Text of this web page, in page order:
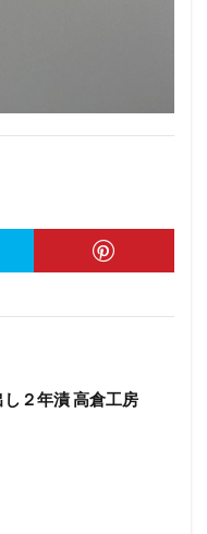
し２年漬 高倉工房